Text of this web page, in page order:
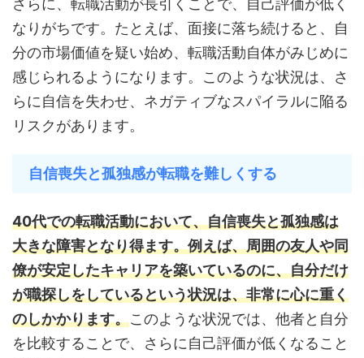
さらに、転職活動が長引くことで、自己評価が低く
なりがちです。たとえば、面接に落ち続けると、自
分の市場価値を疑い始め、転職活動自体がみじめに
感じられるようになります。このような状況は、さ
らに自信を失わせ、ネガティブなスパイラルに陥る
リスクがあります。
自信喪失と孤独感が転職を難しくする
40代での転職活動において、自信喪失と孤独感は
大きな障害となり得ます。例えば、周囲の友人や同
僚が安定したキャリアを築いているのに、自分だけ
が職探しをしているという状況は、非常に心に重く
のしかかります。このような状況では、他者と自分
を比較することで、さらに自己評価が低くなること